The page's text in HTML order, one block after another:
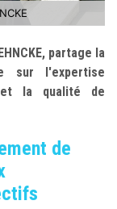
partage la
sur l'expertise
et la qualité de
de